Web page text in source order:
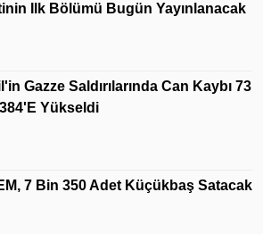
Ilk Bölümü Bugün Yayınlanacak
Gazze Saldırılarında Can Kaybı 73
Yükseldi
7 Bin 350 Adet Küçükbaş Satacak